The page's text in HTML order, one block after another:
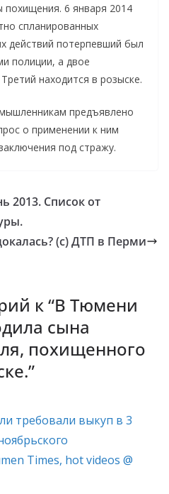
6 января 2014
спланированных
действий потерпевший был
полиции, а двое
находится в розыске.
предъявлено
о применении к ним
под стражу.
2013. Список от
(с) ДТП в Перми
к “В Тюмени
сына
похищенного
”
требовали выкуп в 3
Times, hot videos @